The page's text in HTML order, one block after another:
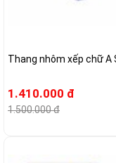
Thang nhôm xếp chữ A
1.410.000 đ
1.500.000 đ